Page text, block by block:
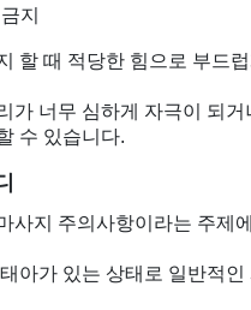
지
할 때 적당한 힘으로 부드
가 너무 심하게 자극이 되거
수 있습니다.
사지 주의사항이라는 주제
아가 있는 상태로 일반적인